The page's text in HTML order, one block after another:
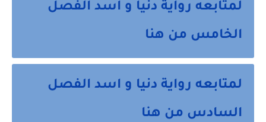
لمتابعه رواية دنيا و اسد الفصل
الخامس من هنا
لمتابعه رواية دنيا و اسد الفصل
السادس من هنا